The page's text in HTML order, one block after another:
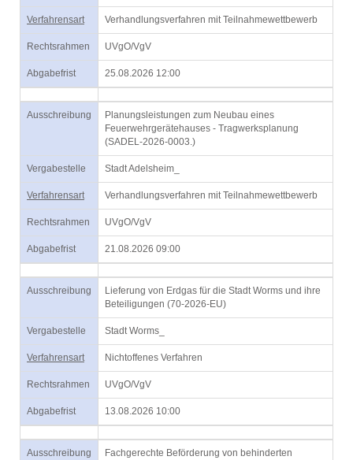
Verfahrensart Verhandlungsverfahren mit Teilnahmewettbewerb
Rechtsrahmen UVgO/VgV
Abgabefrist 25.08.2026 12:00
Ausschreibung
Planungsleistungen zum Neubau eines
Feuerwehrgerätehauses - Tragwerksplanung
(SADEL-2026-0003.)
Vergabestelle Stadt Adelsheim_
Verfahrensart Verhandlungsverfahren mit Teilnahmewettbewerb
Rechtsrahmen UVgO/VgV
Abgabefrist 21.08.2026 09:00
Ausschreibung
Lieferung von Erdgas für die Stadt Worms und ihre
Beteiligungen (70-2026-EU)
Vergabestelle Stadt Worms_
Verfahrensart Nichtoffenes Verfahren
Rechtsrahmen UVgO/VgV
Abgabefrist 13.08.2026 10:00
Ausschreibung
Fachgerechte Beförderung von behinderten